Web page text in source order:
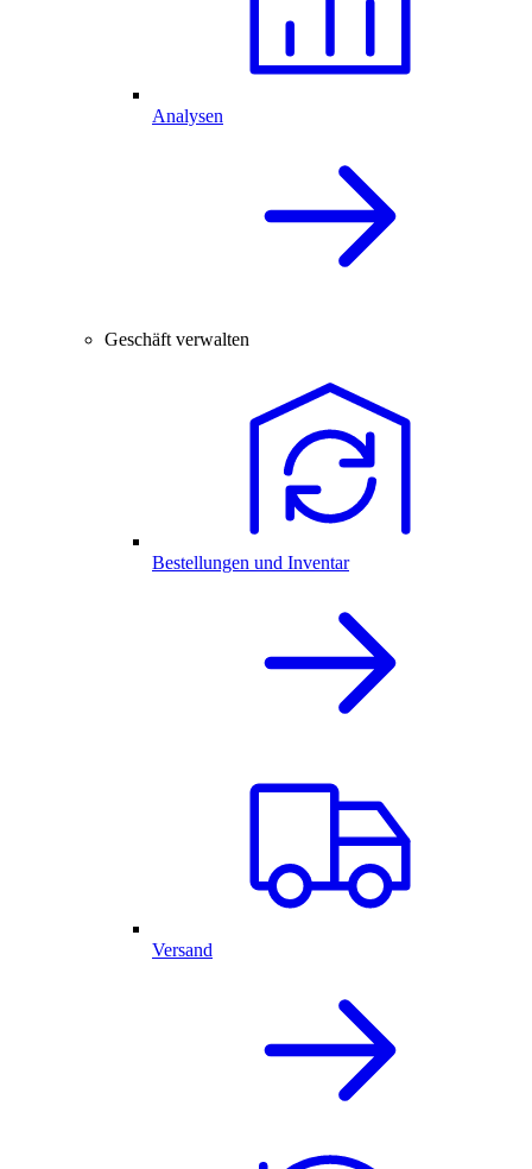
Analysen
Geschäft verwalten
Bestellungen und Inventar
Versand